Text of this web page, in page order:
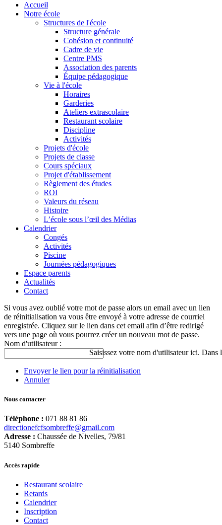
Accueil
Notre école
Structures de l'école
Structure générale
Cohésion et continuité
Cadre de vie
Centre PMS
Association des parents
Équipe pédagogique
Vie à l'école
Horaires
Garderies
Ateliers extrascolaire
Restaurant scolaire
Discipline
Activités
Projets d'école
Projets de classe
Cours spéciaux
Projet d'établissement
Règlement des études
ROI
Valeurs du réseau
Histoire
L’école sous l’œil des Médias
Calendrier
Congés
Activités
Piscine
Journées pédagogiques
Espace parents
Actualités
Contact
Si vous avez oublié votre mot de passe alors un email avec un lien
de réinitialisation va vous être envoyé à votre adresse de courriel
enregistrée. Cliquez sur le lien dans cet email afin d’être redirigé
vers une page où vous pourrez créer un nouveau mot de passe.
Nom d'utilisateur :
Saisissez votre nom d'utilisateur ici. Dans
Envoyer le lien pour la réinitialisation
Annuler
Nous contacter
Téléphone : 071 88 81 86
directionefcfsombreffe@gmail.com
Adresse : Chaussée de Nivelles, 79/81
5140 Sombreffe
Accès rapide
Restaurant scolaire
Retards
Calendrier
Inscription
Contact